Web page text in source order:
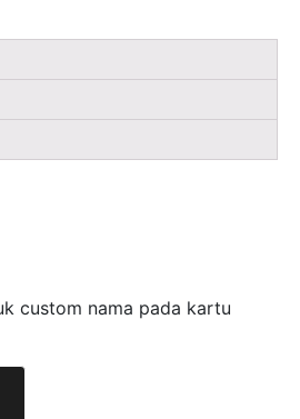
custom nama pada kartu